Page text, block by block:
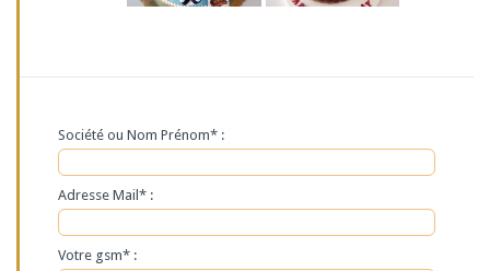
Société ou Nom Prénom* :
Adresse Mail* :
Votre gsm* :